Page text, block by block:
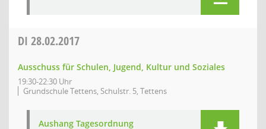
DI 28.02.2017
Ausschuss für Schulen, Jugend, Kultur und Soziales
19:30-22:30 Uhr
Grundschule Tettens, Schulstr. 5, Tettens
Aushang Tagesordnung